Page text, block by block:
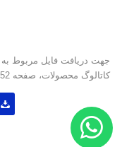
جهت دریافت فایل مربوط به
کاتالوگ محصولات، صفحه 52 مراجعه فرمایید.